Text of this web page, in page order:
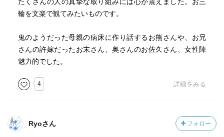
輪を文楽で観てみたいものです。
鬼のようだった母親の病床に作り話するお熊さんや、お兄
さんの許嫁だったお末さん、奥さんのお佐久さん、女性陣
魅力的でした。
4 詳細をみる
Ryoさん フォロー